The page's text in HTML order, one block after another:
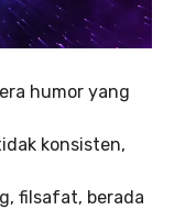
humor yang
konsisten,
filsafat, berada